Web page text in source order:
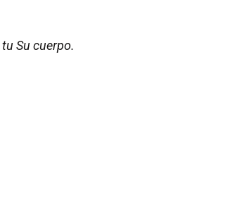
Su cuerpo.